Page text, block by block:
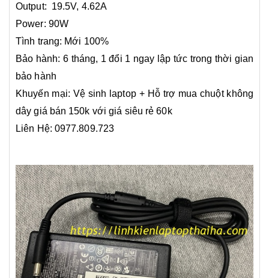
Output: 19.5V, 4.62A
Power: 90W
Tình trang: Mới 100%
Bảo hành: 6 tháng, 1 đổi 1 ngay lập tức trong thời gian
bảo hành
Khuyến mại: Vệ sinh laptop + Hỗ trợ mua chuột không
dây giá bán 150k với giá siêu rẻ 60k
Liên Hệ: 0977.809.723